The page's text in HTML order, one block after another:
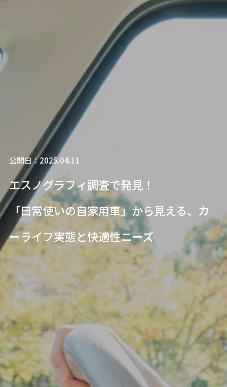
公開日：2025.04.11
エスノグラフィ調査で発見！
「日常使いの自家用車」から見える、カ
ーライフ実態と快適性ニーズ